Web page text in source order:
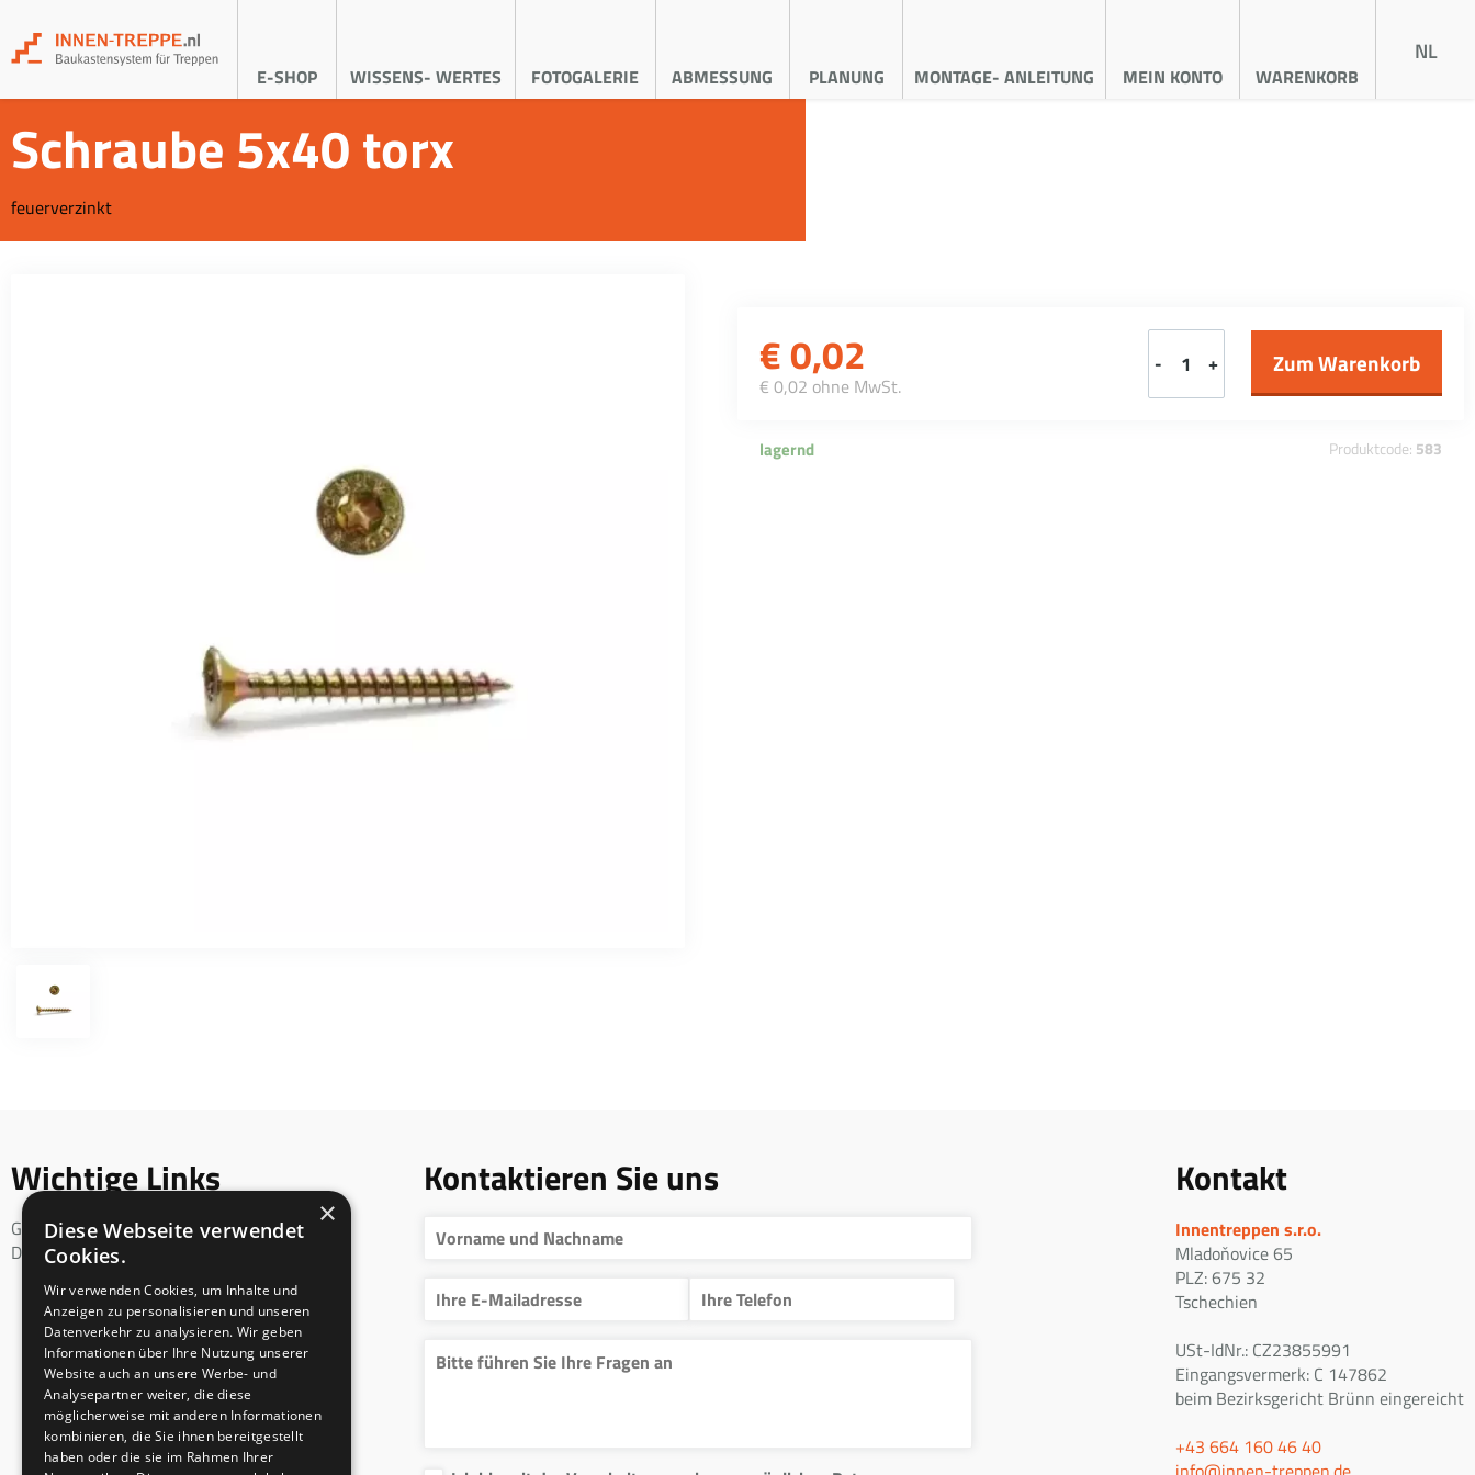
E-SHOP WISSENS- WERTES FOTOGALERIE ABMESSUNG PLANUNG MONTAGE- ANLEITUNG MEIN KONTO WARENKORB
NL
Schraube 5x40 torx
feuerverzinkt
€0,02
€ 0,02 ohne MwSt.
- +
lagernd Produktcode: 583
Wichtige Links
Geschäftsbedingungen
DSGVO
Kontaktieren Sie uns Kontakt
Innentreppen s.r.o.
Mladoňovice 65
PLZ: 675 32
Tschechien
USt-IdNr.: CZ23855991
Eingangsvermerk: C 147862
beim Bezirksgericht Brünn eingereicht
+43 664 160 46 40
×
Diese Webseite verwendet
Cookies.
Wir verwenden Cookies, um Inhalte und
Anzeigen zu personalisieren und unseren
Datenverkehr zu analysieren. Wir geben
Informationen über Ihre Nutzung unserer
Website auch an unsere Werbe- und
Analysepartner weiter, die diese
möglicherweise mit anderen Informationen
kombinieren, die Sie ihnen bereitgestellt
haben oder die sie im Rahmen Ihrer